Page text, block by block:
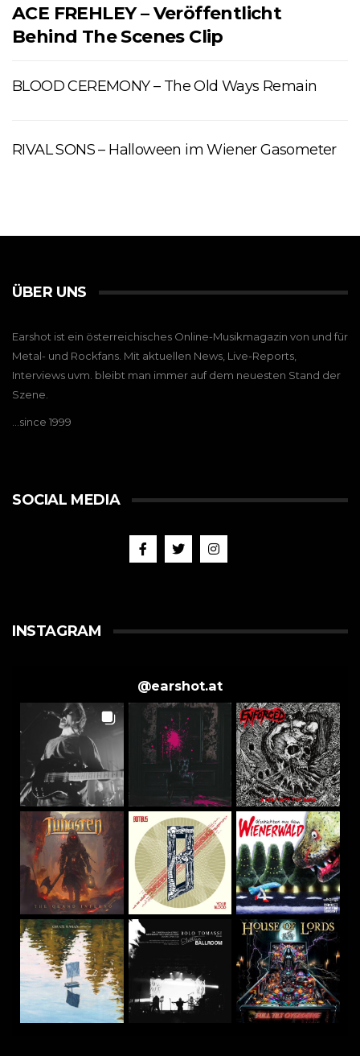
ACE FREHLEY – Veröffentlicht
Behind The Scenes Clip
BLOOD CEREMONY – The Old Ways Remain
RIVAL SONS – Halloween im Wiener Gasometer
ÜBER UNS
Earshot ist ein österreichisches Online-Musikmagazin von und für
Metal- und Rockfans. Mit aktuellen News, Live-Reports,
Interviews uvm. bleibt man immer auf dem neuesten Stand der
Szene.
…since 1999
SOCIAL MEDIA
INSTAGRAM
@earshot.at